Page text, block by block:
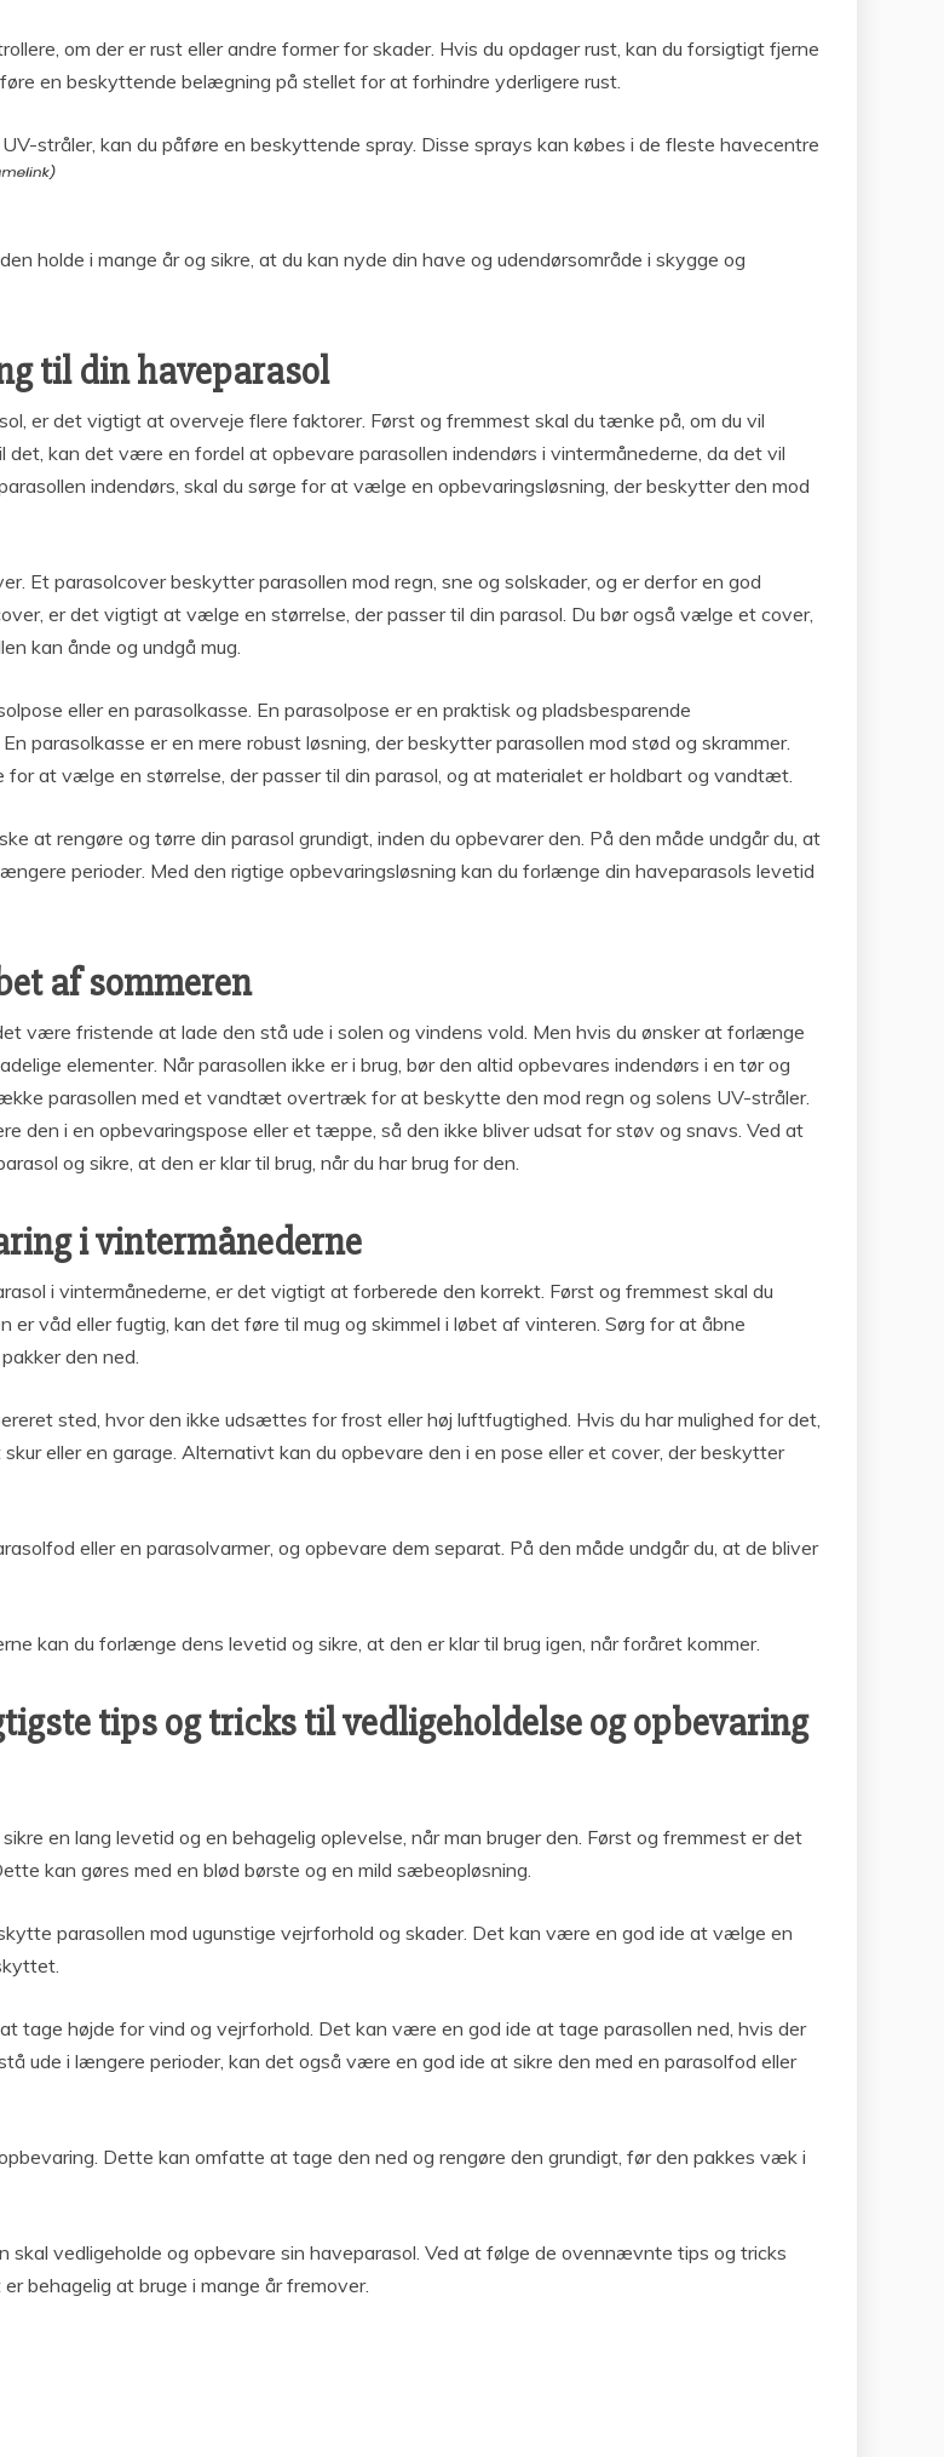
om der er rust eller andre former for skader. Hvis du opdager rust, kan du forsigtigt fjerne
en beskyttende belægning på stellet for at forhindre yderligere rust.
stråler, kan du påføre en beskyttende spray. Disse sprays kan købes i de fleste havecentre
holde i mange år og sikre, at du kan nyde din have og udendørsområde i skygge og
til din haveparasol
er det vigtigt at overveje flere faktorer. Først og fremmest skal du tænke på, om du vil
det, kan det være en fordel at opbevare parasollen indendørs i vintermånederne, da det vil
indendørs, skal du sørge for at vælge en opbevaringsløsning, der beskytter den mod
Et parasolcover beskytter parasollen mod regn, sne og solskader, og er derfor en god
er det vigtigt at vælge en størrelse, der passer til din parasol. Du bør også vælge et cover,
kan ånde og undgå mug.
eller en parasolkasse. En parasolpose er en praktisk og pladsbesparende
parasolkasse er en mere robust løsning, der beskytter parasollen mod stød og skrammer.
for at vælge en størrelse, der passer til din parasol, og at materialet er holdbart og vandtæt.
at rengøre og tørre din parasol grundigt, inden du opbevarer den. På den måde undgår du, at
perioder. Med den rigtige opbevaringsløsning kan du forlænge din haveparasols levetid
af sommeren
være fristende at lade den stå ude i solen og vindens vold. Men hvis du ønsker at forlænge
elementer. Når parasollen ikke er i brug, bør den altid opbevares indendørs i en tør og
parasollen med et vandtæt overtræk for at beskytte den mod regn og solens UV-stråler.
den i en opbevaringspose eller et tæppe, så den ikke bliver udsat for støv og snavs. Ved at
og sikre, at den er klar til brug, når du har brug for den.
i vintermånederne
i vintermånederne, er det vigtigt at forberede den korrekt. Først og fremmest skal du
våd eller fugtig, kan det føre til mug og skimmel i løbet af vinteren. Sørg for at åbne
den ned.
sted, hvor den ikke udsættes for frost eller høj luftfugtighed. Hvis du har mulighed for det,
eller en garage. Alternativt kan du opbevare den i en pose eller et cover, der beskytter
eller en parasolvarmer, og opbevare dem separat. På den måde undgår du, at de bliver
kan du forlænge dens levetid og sikre, at den er klar til brug igen, når foråret kommer.
tips og tricks til vedligeholdelse og opbevaring
en lang levetid og en behagelig oplevelse, når man bruger den. Først og fremmest er det
kan gøres med en blød børste og en mild sæbeopløsning.
parasollen mod ugunstige vejrforhold og skader. Det kan være en god ide at vælge en
tage højde for vind og vejrforhold. Det kan være en god ide at tage parasollen ned, hvis der
ude i længere perioder, kan det også være en god ide at sikre den med en parasolfod eller
Dette kan omfatte at tage den ned og rengøre den grundigt, før den pakkes væk i
skal vedligeholde og opbevare sin haveparasol. Ved at følge de ovennævnte tips og tricks
behagelig at bruge i mange år fremover.